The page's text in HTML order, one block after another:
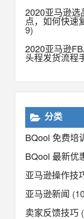
2020亚马逊选
点，如何快速
9)
2020亚马逊
头程发货流程
分类
BQool 免费培
BQool 最新优
亚马逊操作技
亚马逊新闻
卖家反馈技巧